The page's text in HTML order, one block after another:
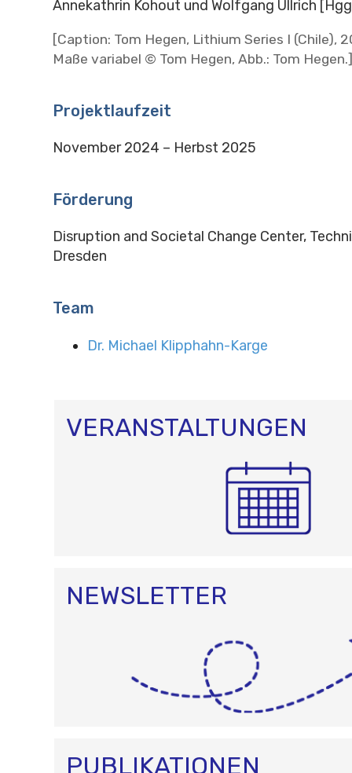
Annekathrin Kohout und Wolfgang Ullrich
[Caption: Tom Hegen, Lithium Series I (Chile),
Maße variabel © Tom Hegen, Abb.: Tom Hegen.]
Projektlaufzeit
November 2024 – Herbst 2025
Förderung
Disruption and Societal Change Center,
Dresden
Team
Dr. Michael Klipphahn-Karge
VERANSTALTUNGEN
NEWSLETTER
PUBLIKATIONEN